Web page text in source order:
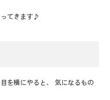
てきます♪
を横にやると、 気になるもの